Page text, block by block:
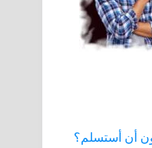
أن أستسلم؟